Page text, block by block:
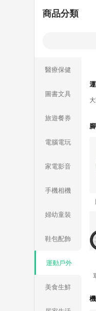
商品分類
醫療保健
圖書文具
旅遊餐券
電腦電玩
家電影音
手機相機
婦幼童裝
鞋包配飾
運動戶外
美食生鮮